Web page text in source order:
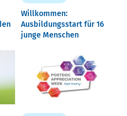
Willkommen:
Ausbildungsstart für 16
junge Menschen